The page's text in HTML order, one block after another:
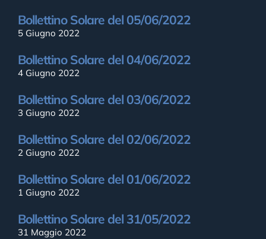
Bollettino Solare del 05/06/2022
5 Giugno 2022
Bollettino Solare del 04/06/2022
4 Giugno 2022
Bollettino Solare del 03/06/2022
3 Giugno 2022
Bollettino Solare del 02/06/2022
2 Giugno 2022
Bollettino Solare del 01/06/2022
1 Giugno 2022
Bollettino Solare del 31/05/2022
31 Maggio 2022